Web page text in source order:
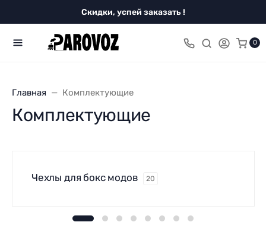
Скидки, успей заказать !
0
Главная Комплектующие
Комплектующие
Чехлы для бокс модов 20